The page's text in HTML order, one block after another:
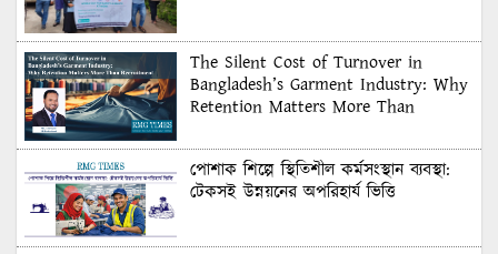
The Silent Cost of Turnover in
Bangladesh’s Garment Industry: Why
Retention Matters More Than
পোশাক শিল্পে স্থিতিশীল কর্মসংস্থান ব্যবস্থা:
টেকসই উন্নয়নের অপরিহার্য ভিত্তি